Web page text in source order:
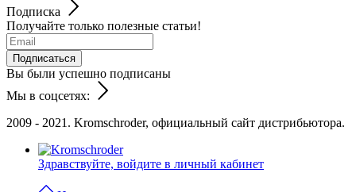
Подписка
Получайте только полезные статьи!
Подписаться
Вы были успешно подписаны
Мы в соцсетях:
2009 - 2021. Kromschroder, официальный сайт дистрибьютора.
Здравствуйте, войдите в личный кабинет